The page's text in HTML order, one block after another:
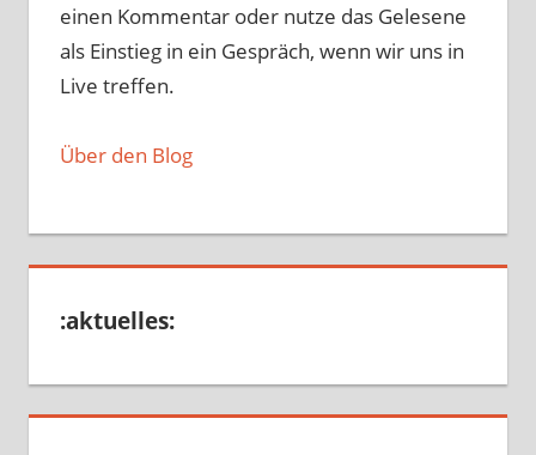
einen Kommentar oder nutze das Gelesene
als Einstieg in ein Gespräch, wenn wir uns in
Live treffen.
Über den Blog
:aktuelles: